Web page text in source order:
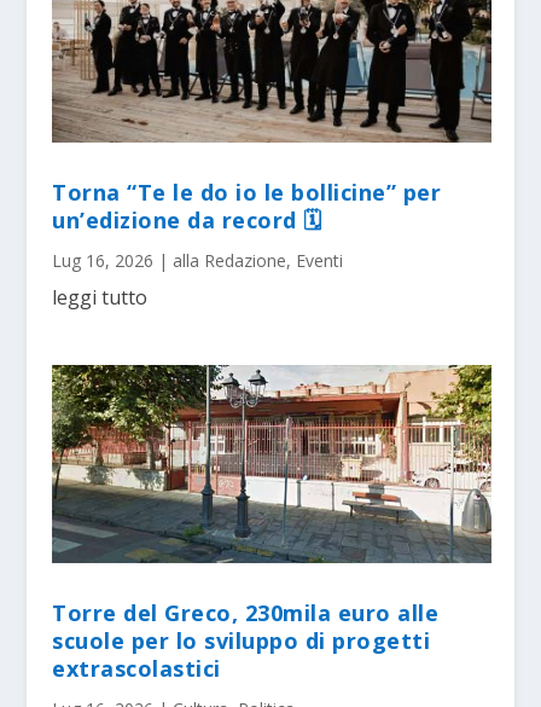
Torna “Te le do io le bollicine” per
un’edizione da record 🗓
Lug 16, 2026 | alla Redazione, Eventi
leggi tutto
Torre del Greco, 230mila euro alle
scuole per lo sviluppo di progetti
extrascolastici